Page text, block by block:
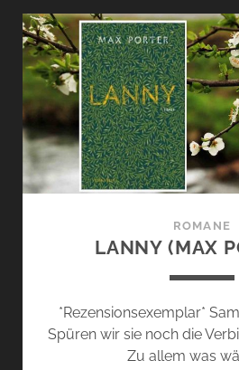
ROMANE
LANNY (MAX
*Rezensionsexemplar*
Spüren wir sie noch die
Zu allem was